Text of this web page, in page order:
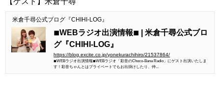
米倉千尋公式ブログ『CHIHI-LOG』
◾︎WEBラジオ出演情報◾︎ | 米倉千尋公式ブロ
グ『CHIHI-LOG』
https://blog.excite.co.jp/yonekurachihiro/21537864/
◾︎WEBラジオ出演情報◾︎WEBラジオ「彩音のChoco-Bana Radio」にゲスト出演いたしま
す！彩音ちゃんとはプライベートでもお出掛けしたり、仲...